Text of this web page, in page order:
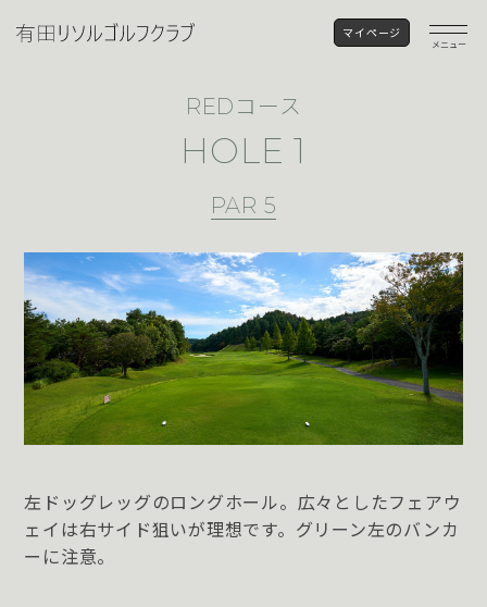
メニュー
マイページ
RED コース
HOLE 1
PAR 5
左ドッグレッグのロングホール。広々としたフェアウ
ェイは右サイド狙いが理想です。グリーン左のバンカ
ーに注意。